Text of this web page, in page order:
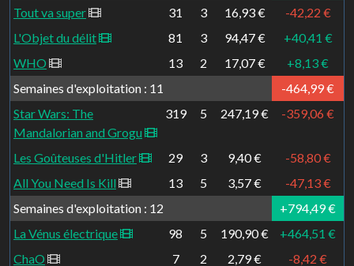
Tout va super
31 3 16,93 €
-42,22 €
L'Objet du délit
81 3 94,47 €
+40,41 €
WHO
13 2 17,07 €
+8,13 €
Semaines d'exploitation : 11
-464,99 €
Star Wars: The
Mandalorian and Grogu
319 5 247,19 € -359,06 €
Les Goûteuses d'Hitler 29 3 9,40 €
-58,80 €
All You Need Is Kill
13 5 3,57 €
-47,13 €
Semaines d'exploitation : 12
+794,49 €
La Vénus électrique
98 5 190,90 €
+464,51 €
ChaO
7 2 2,79 €
-8,42 €